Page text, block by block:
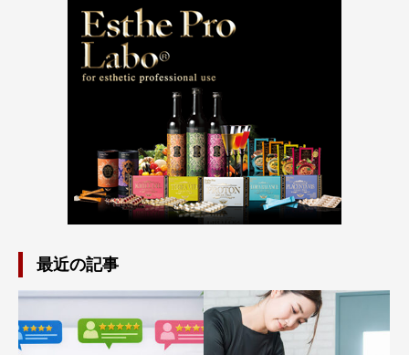
最近の記事